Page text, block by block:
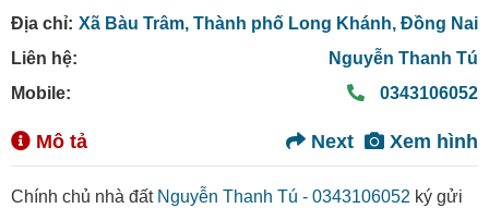
Địa chỉ: Xã Bàu Trâm, Thành phố Long Khánh, Đồng Nai
Liên hệ:
Nguyễn Thanh Tú
Mobile:
0343106052
Mô tả Xem hình
Next
Chính chủ nhà đất Nguyễn Thanh Tú - 0343106052 ký gửi